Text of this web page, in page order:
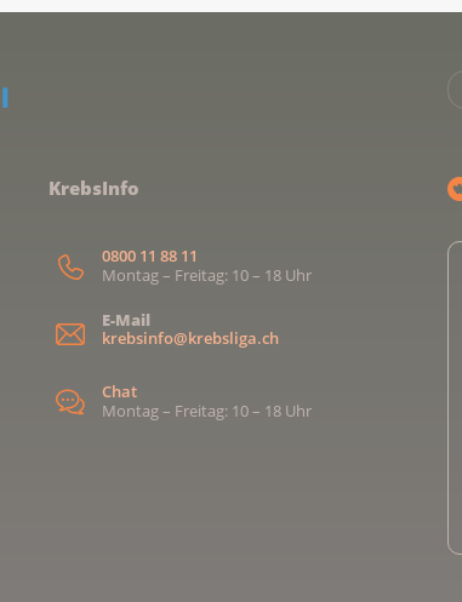
KrebsInfo
0800 11 88 11
Montag – Freitag: 10 – 18 Uhr
E-Mail
krebsinfo@krebsliga.ch
Chat
Montag – Freitag: 10 – 18 Uhr